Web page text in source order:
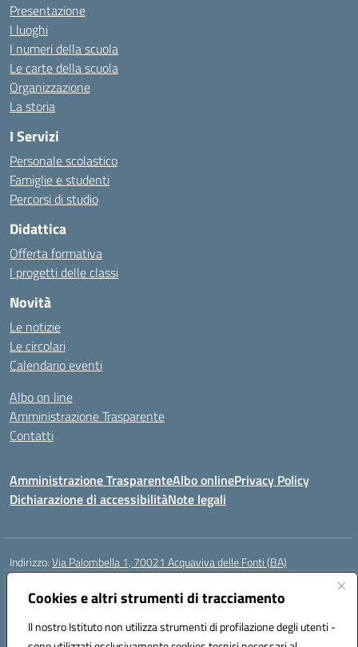
Cookies e altri strumenti di tracciamento
Il nostro Istituto non utilizza strumenti di profilazione degli utenti -
Presentazione
I luoghi
I numeri della scuola
Le carte della scuola
Organizzazione
La storia
I Servizi
Personale scolastico
Famiglie e studenti
Percorsi di studio
Didattica
Offerta formativa
I progetti delle classi
Novità
Le notizie
Le circolari
Calendario eventi
Albo on line
Amministrazione Trasparente
Contatti
Amministrazione TrasparenteAlbo onlinePrivacy Policy
Dichiarazione di accessibilitàNote legali
Indirizzo:Via Palombella 1, 70021 Acquaviva delle Fonti (BA)
Centralino:
Posta elettronica certificata (PEC):baic89400e@pec.istruzione.it
Codice fiscale: 91121590722
Codice meccanografico:baic89400e